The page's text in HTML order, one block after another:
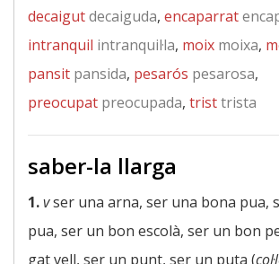
decaigutdecaiguda, encaparrat
intranquil intranquil·la, moix moixa,
pansit pansida, pesarós pesarosa,
preocupat preocupada, tristtrista
saber-la llarga
1.vser una arna, ser una bona pua,
pua, ser un bon escolà, ser un bon
gat vell, ser un punt, ser un puta (